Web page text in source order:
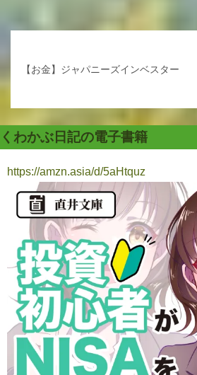
【お金】ジャパニーズインベスター
くわかぶ日記の電子書籍
https://amzn.asia/d/5aHtquz